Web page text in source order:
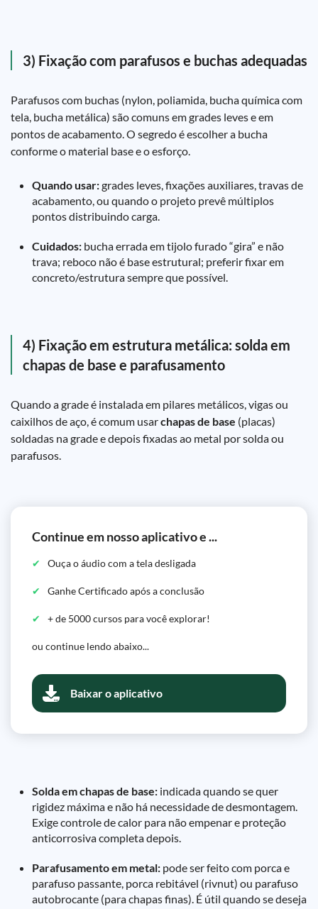
3) Fixação com parafusos e buchas adequadas
Parafusos com buchas (nylon, poliamida, bucha química com
tela, bucha metálica) são comuns em grades leves e em
pontos de acabamento. O segredo é escolher a bucha
conforme o material base e o esforço.
Quando usar:grades leves, fixações auxiliares, travas de
acabamento, ou quando o projeto prevê múltiplos
pontos distribuindo carga.
Cuidados: bucha errada em tijolo furado “gira” e não
trava; reboco não é base estrutural; preferir fixar em
concreto/estrutura sempre que possível.
4) Fixação em estrutura metálica: solda em
chapas de base e parafusamento
Quando a grade é instalada em pilares metálicos, vigas ou
caixilhos de aço, é comum usarchapas de base (placas)
soldadas na grade e depois fixadas ao metal por solda ou
parafusos.
Continue em nosso aplicativo e ...
Ouça o áudio com a tela desligada
Ganhe Certificado após a conclusão
+ de 5000 cursos para você explorar!
ou continue lendo abaixo...
Baixar o aplicativo
Solda em chapas de base: indicada quando se quer
rigidez máxima e não há necessidade de desmontagem.
Exige controle de calor para não empenar e proteção
anticorrosiva completa depois.
Parafusamento em metal: pode ser feito com porca e
parafuso passante, porca rebitável (rivnut) ou parafuso
autobrocante (para chapas finas). É útil quando se deseja